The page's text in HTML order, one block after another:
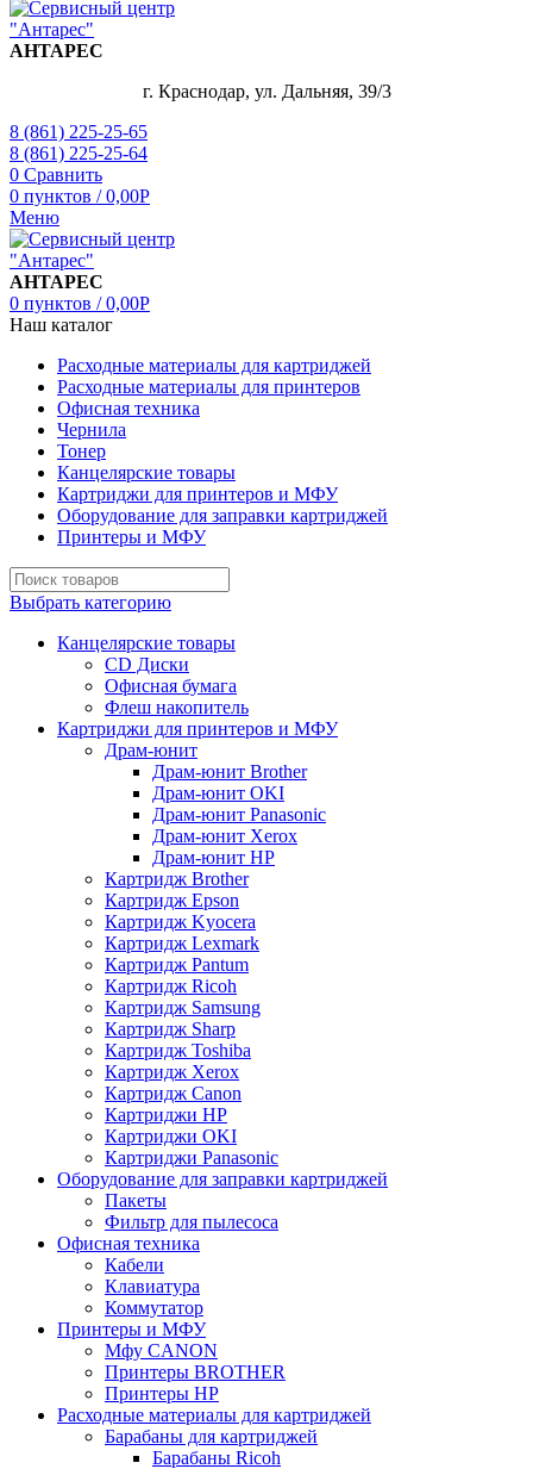
АНТАРЕС
г. Краснодар, ул. Дальняя, 39/3
8 (861) 225-25-65
8 (861) 225-25-64
0 Сравнить
0 пунктов / 0,00Р
Меню
АНТАРЕС
0 пунктов / 0,00Р
Наш каталог
Расходные материалы для картриджей
Расходные материалы для принтеров
Офисная техника
Чернила
Тонер
Канцелярские товары
Картриджи для принтеров и МФУ
Оборудование для заправки картриджей
Принтеры и МФУ
Выбрать категорию
Канцелярские товары
CD Диски
Офисная бумага
Флеш накопитель
Картриджи для принтеров и МФУ
Драм-юнит
Драм-юнит Brother
Драм-юнит OKI
Драм-юнит Panasonic
Драм-юнит Xerox
Драм-юнит НР
Картридж Brother
Картридж Epson
Картридж Kyocera
Картридж Lexmark
Картридж Pantum
Картридж Ricoh
Картридж Samsung
Картридж Sharp
Картридж Toshiba
Картридж Xerox
Картридж Сanon
Картриджи HP
Картриджи OKI
Картриджи Panasonic
Оборудование для заправки картриджей
Пакеты
Фильтр для пылесоса
Офисная техника
Кабели
Клавиатура
Коммутатор
Принтеры и МФУ
Мфу CANON
Принтеры BROTHER
Принтеры HP
Расходные материалы для картриджей
Барабаны для картриджей
Барабаны Ricoh